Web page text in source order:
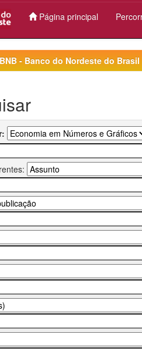
Página principal
- Banco do Nordeste do Brasil